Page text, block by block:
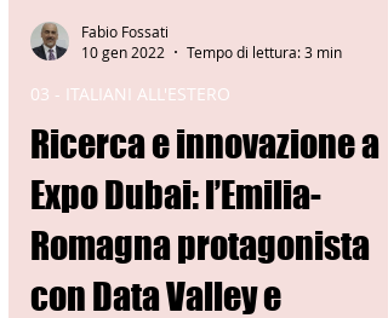
Fabio Fossati
10 gen 2022
Tempo di lettura: 3 min
03 - ITALIANI ALL'ESTERO
Ricerca e innovazione a
Expo Dubai: l’Emilia-